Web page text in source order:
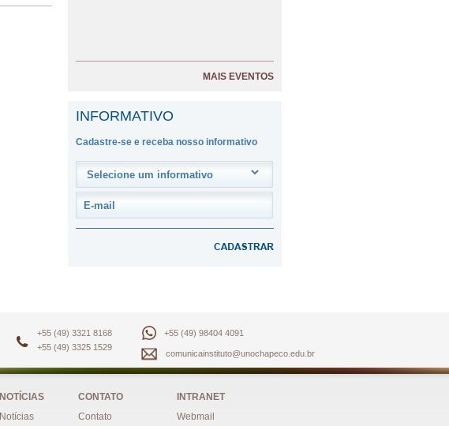
MAIS EVENTOS
INFORMATIVO
Cadastre-se e receba nosso informativo
+55 (49) 3321 8168
+55 (49) 3325 1529
+55 (49) 98404 4091
comunicainstituto@unochapeco.edu.br
NOTÍCIAS
Notícias
CONTATO
Contato
INTRANET
Webmail